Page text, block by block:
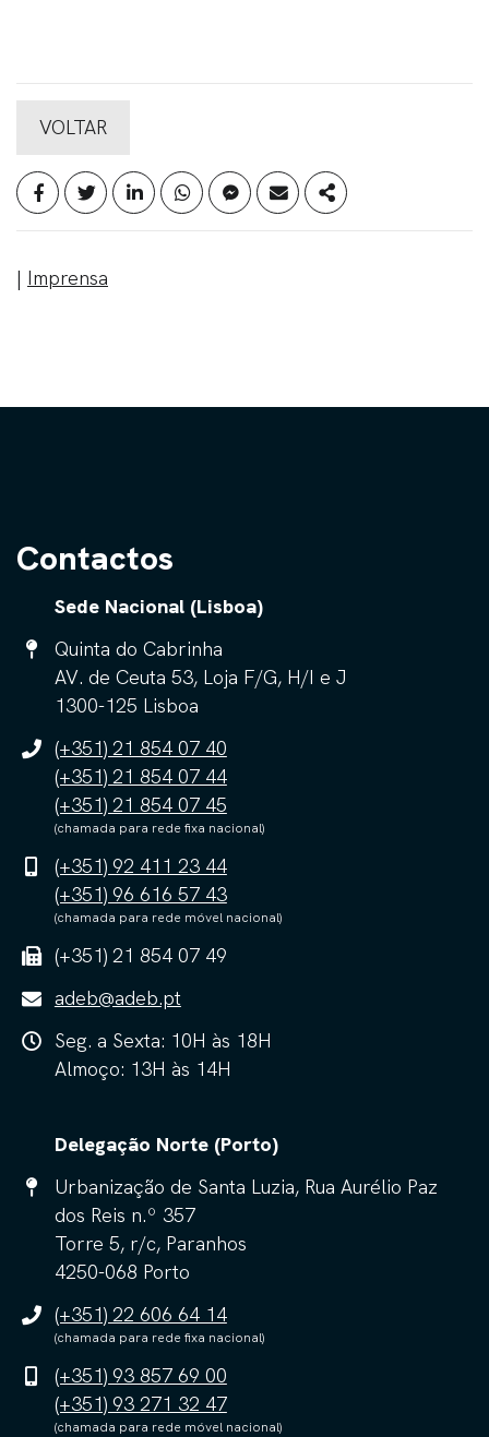
VOLTAR
| Imprensa
Contactos
Sede Nacional (Lisboa)
Quinta do Cabrinha
AV. de Ceuta 53, Loja F/G, H/I e J
1300-125 Lisboa
(+351) 21 854 07 40
(+351) 21 854 07 44
(+351) 21 854 07 45
(chamada para rede fixa nacional)
(+351) 92 411 23 44
(+351) 96 616 57 43
(chamada para rede móvel nacional)
(+351) 21 854 07 49
adeb@adeb.pt
Seg. a Sexta: 10H às 18H
Almoço: 13H às 14H
Delegação Norte (Porto)
Urbanização de Santa Luzia, Rua Aurélio Paz
dos Reis n.º 357
Torre 5, r/c, Paranhos
4250-068 Porto
(+351) 22 606 64 14
(chamada para rede fixa nacional)
(+351) 93 857 69 00
(+351) 93 271 32 47
(chamada para rede móvel nacional)